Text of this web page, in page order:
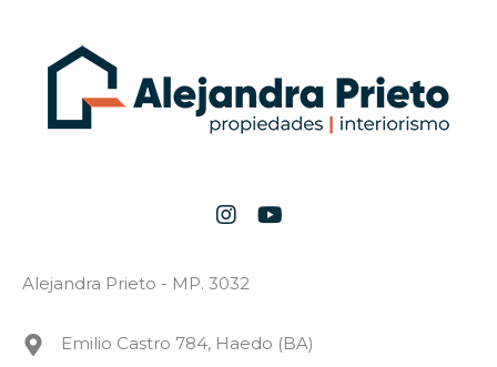
Alejandra Prieto - MP. 3032
Emilio Castro 784, Haedo (BA)